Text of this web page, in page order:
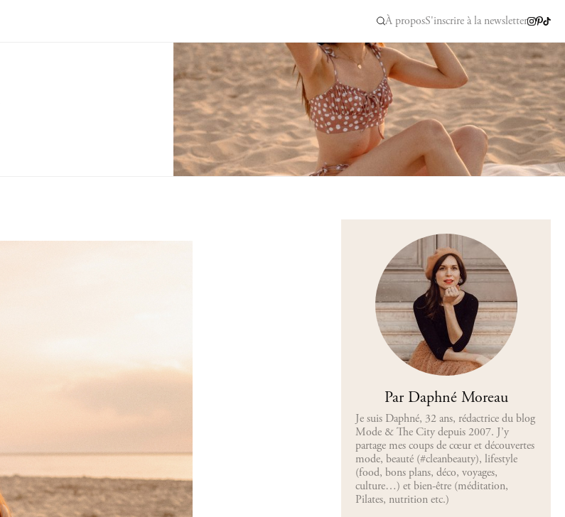
À proposS'inscrire à la newsletter
Par Daphné Moreau
Je suis Daphné, 32 ans, rédactrice du blog
Mode & The City depuis 2007. J’y
partage mes coups de cœur et découvertes
mode, beauté (#cleanbeauty), lifestyle
(food, bons plans, déco, voyages,
culture…) et bien-être (méditation,
Pilates, nutrition etc.)